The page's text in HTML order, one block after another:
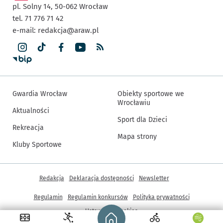
Strona główna - wroclaw.pl
pl. Solny 14, 50-062 Wrocław
tel. 71 776 71 42
e-mail: redakcja@araw.pl
Gwardia Wrocław
Aktualności
Rekreacja
Kluby Sportowe
Obiekty sportowe we
Wrocławiu
Sport dla Dzieci
Mapa strony
Inne informacje
Redakcja Deklaracja dostępności Newsletter
Regulamin Regulamin konkursów
Polityka prywatności
Ustawienia cookies